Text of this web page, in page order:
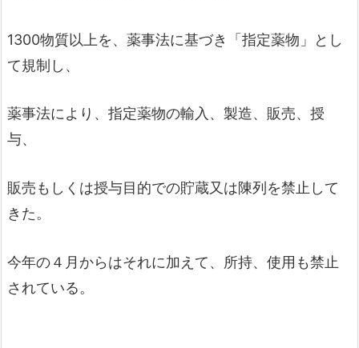
1300物質以上を、薬事法に基づき「指定薬物」とし
て規制し、
薬事法により、指定薬物の輸入、製造、販売、授
与、
販売もしくは授与目的での貯蔵又は陳列を禁止して
きた。
今年の４月からはそれに加えて、所持、使用も禁止
されている。